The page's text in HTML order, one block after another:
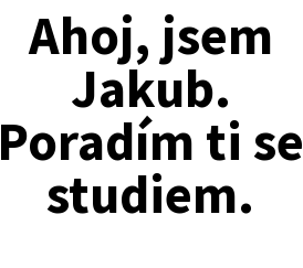
Ahoj, jsem
Jakub.
Poradím ti se
studiem.